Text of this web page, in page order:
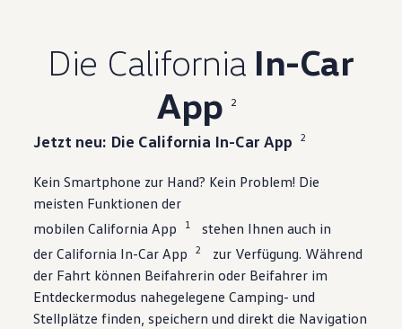
Die California In-Car
App
2
Jetzt neu: Die California In-Car App 2
Kein Smartphone zur Hand? Kein Problem! Die
meisten Funktionen der
mobilen California App
1
stehen Ihnen auch in
der California In-Car App
2
zur Verfügung. Während
der Fahrt können Beifahrerin oder Beifahrer im
Entdeckermodus nahegelegene Camping- und
Stellplätze finden, speichern und direkt die Navigation